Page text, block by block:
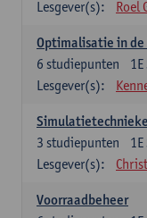
Lesgever(s):
Roel
Optimalisatie in
1E
6 studiepunten
Lesgever(s):
1E
3 studiepunten
Lesgever(s):
Voorraadbeheer